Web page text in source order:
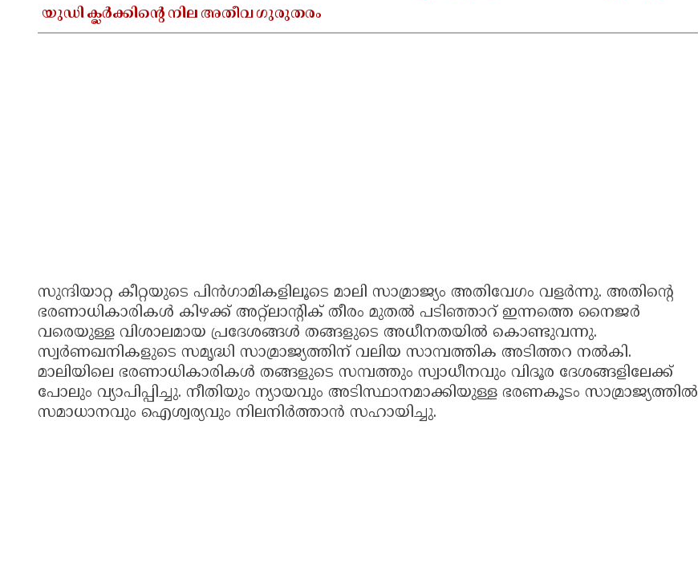
യുഡി ക്ലർക്കിൻ്റെ നില അതീവ ഗുരുതരം
സുന്ദിയാറ്റ കീറ്റയുടെ പിൻഗാമികളിലൂടെ മാലി സാമ്രാജ്യം അതിവേഗം വളർന്നു. അതിന്റെ
ഭരണാധികാരികൾ കിഴക്ക് അറ്റ്ലാന്റിക് തീരം മുതൽ പടിഞ്ഞാറ് ഇന്നത്തെ നൈജർ
വരെയുള്ള വിശാലമായ പ്രദേശങ്ങൾ തങ്ങളുടെ അധീനതയിൽ കൊണ്ടുവന്നു.
സ്വർണഖനികളുടെ സമൃദ്ധി സാമ്രാജ്യത്തിന് വലിയ സാമ്പത്തിക അടിത്തറ നൽകി.
മാലിയിലെ ഭരണാധികാരികൾ തങ്ങളുടെ സമ്പത്തും സ്വാധീനവും വിദൂര ദേശങ്ങളിലേക്ക്
പോലും വ്യാപിപ്പിച്ചു. നീതിയും ന്യായവും അടിസ്ഥാനമാക്കിയുള്ള ഭരണകൂടം സാമ്രാജ്യത്തിൽ
സമാധാനവും ഐശ്വര്യവും നിലനിർത്താൻ സഹായിച്ചു.